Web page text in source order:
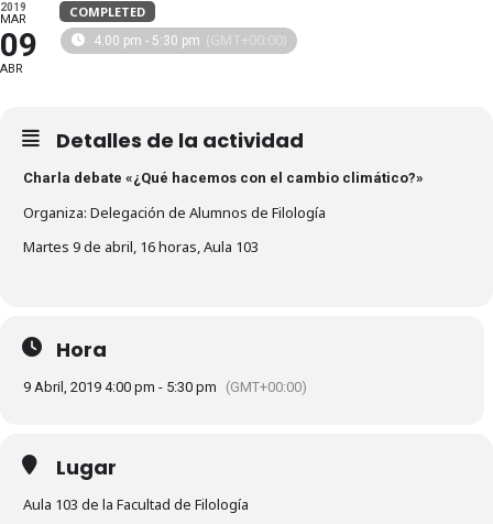
2019
MAR
09
ABR
COMPLETED
4:00 pm - 5:30 pm (GMT+00:00)
Detalles de la actividad
Charla debate «¿Qué hacemos con el cambio climático?»
Organiza: Delegación de Alumnos de Filología
Martes 9 de abril, 16 horas, Aula 103
Hora
9 Abril, 2019 4:00 pm - 5:30 pm (GMT+00:00)
Lugar
Aula 103 de la Facultad de Filología